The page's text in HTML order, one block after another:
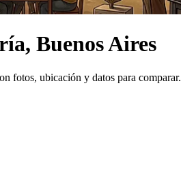
Buenos Aires
fotos, ubicación y datos para comparar.